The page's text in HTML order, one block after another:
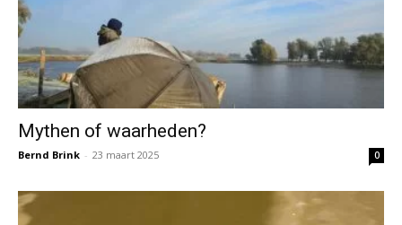
Mythen of waarheden?
Bernd Brink - 23 maart 2025 0